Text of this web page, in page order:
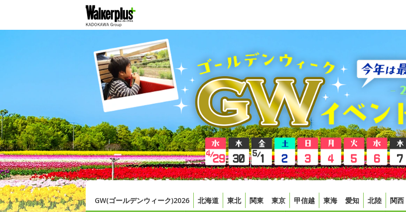
GW(ゴールデンウィーク)2026 北海道 東北 関東 東京 甲信越 東海 愛知 北陸 関西